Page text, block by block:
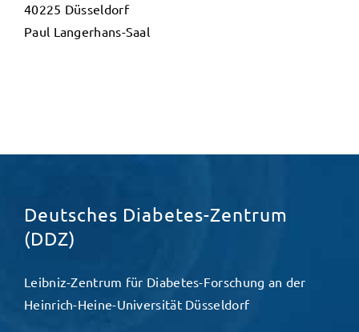
40225 Düsseldorf
Paul Langerhans-Saal
Deutsches Diabetes-Zentrum
(DDZ)
Leibniz-Zentrum für Diabetes-Forschung an der
Heinrich-Heine-Universität Düsseldorf